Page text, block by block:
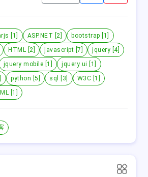
[1] ASP.NET [2]
bootstrap [1]
HTML [2] javascript [7]
jquery [4]
jquery mobile [1]
jquery ui [1]
python [5] sql [3]
W3C [1]
[1]